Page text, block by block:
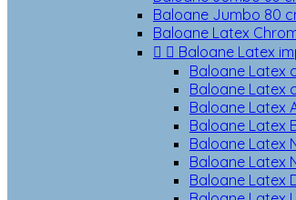
Baloane Jumbo 80
Baloane Latex
  Baloane Latex
Baloane Latex
Baloane Latex
Baloane Latex
Baloane Latex
Baloane Latex
Baloane Latex
Baloane Latex